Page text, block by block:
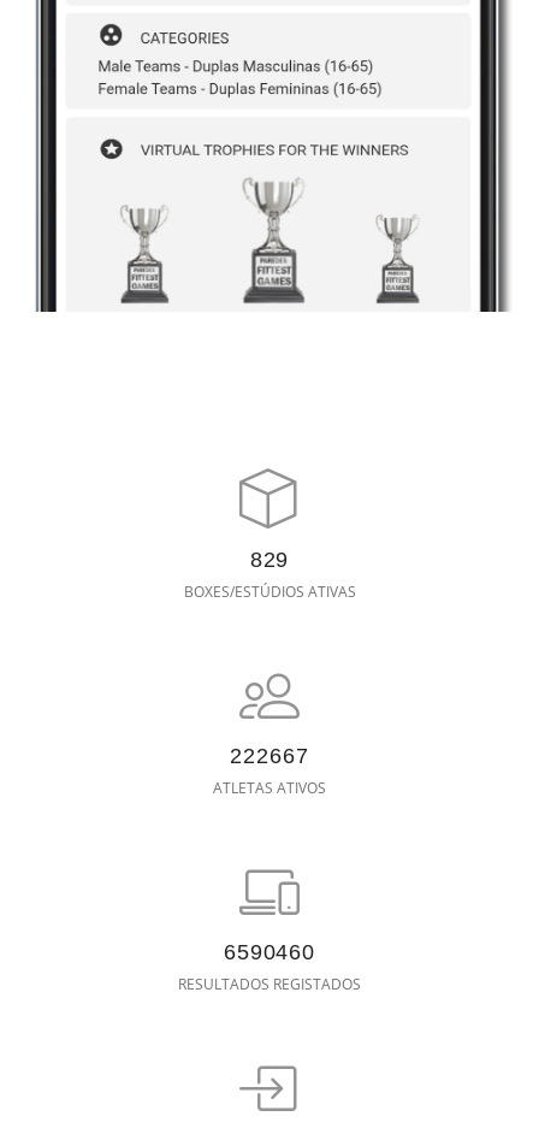
829
BOXES/ESTÚDIOS ATIVAS
222667
ATLETAS ATIVOS
6590460
RESULTADOS REGISTADOS